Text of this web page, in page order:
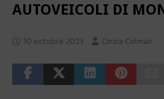
AUTOVEICOLI DI
10 octobre 2023 Cinzia Colman